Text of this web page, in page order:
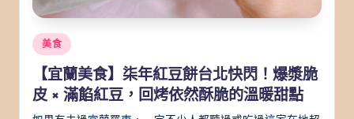
Posted
in
美食
【宜蘭美食】柒年紅豆餅台北快閃！爆漿脆
皮 × 滿餡紅豆，回烤依然酥脆的溫暖甜點